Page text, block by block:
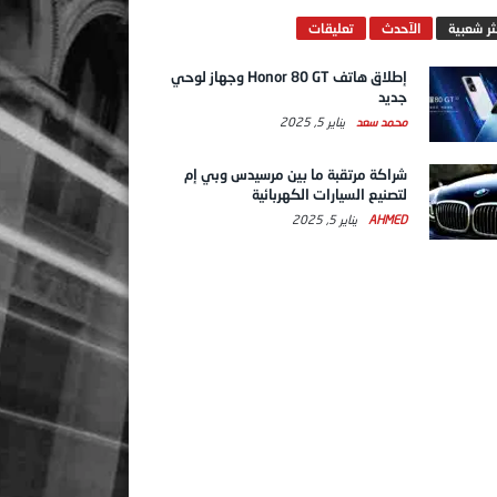
شعبية الآحدث تعليقات
إطلاق هاتف Honor 80 GT وجهاز لوحي
جديد
محمد سعد يناير 5, 2025
شراكة مرتقبة ما بين مرسيدس وبي إم
لتصنيع السيارات الكهربائية
AHMED يناير 5, 2025